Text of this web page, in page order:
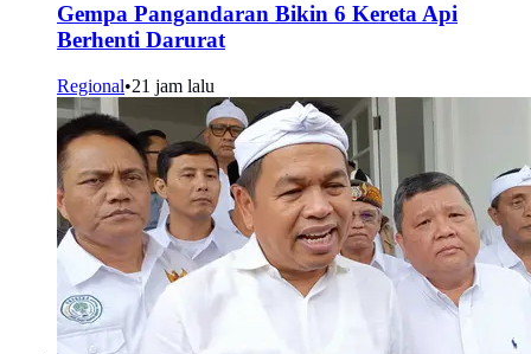
Gempa Pangandaran Bikin 6 Kereta Api
Berhenti Darurat
Regional•21 jam lalu